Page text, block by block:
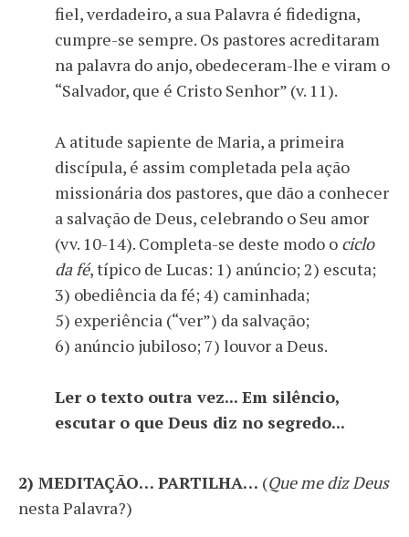
fiel, verdadeiro, a sua Palavra é fidedigna,
cumpre-se sempre. Os pastores acreditaram
na palavra do anjo, obedeceram-lhe e viram o
“Salvador, que é Cristo Senhor” (v. 11).
A atitude sapiente de Maria, a primeira
discípula, é assim completada pela ação
missionária dos pastores, que dão a conhecer
a salvação de Deus, celebrando o Seu amor
(vv. 10-14). Completa-se deste modo o ciclo
da fé, típico de Lucas: 1) anúncio; 2) escuta;
3) obediência da fé; 4) caminhada;
5) experiência (“ver”) da salvação;
6) anúncio jubiloso; 7) louvor a Deus.
Ler o texto outra vez... Em silêncio,
escutar o que Deus diz no segredo...
2) MEDITAÇÃO… PARTILHA… (Que me diz Deus
nesta Palavra?)